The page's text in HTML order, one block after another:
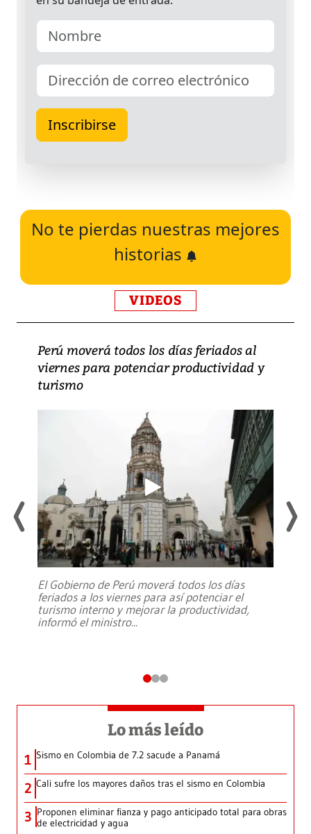
No te pierdas nuestras mejores
historias
VIDEOS
Perú moverá todos los días feriados al
viernes para potenciar productividad y
turismo
El Gobierno de Perú moverá todos los días
feriados a los viernes para así potenciar el
turismo interno y mejorar la productividad,
informó el ministro...
Lo más leído
1 Sismo en Colombia de 7.2 sacude a Panamá
2 Cali sufre los mayores daños tras el sismo en Colombia
3 Proponen eliminar fianza y pago anticipado total para obras
de electricidad y agua